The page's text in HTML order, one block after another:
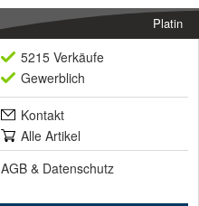
Platin
5215 Verkäufe
Gewerblich
Kontakt
Alle Artikel
AGB & Datenschutz